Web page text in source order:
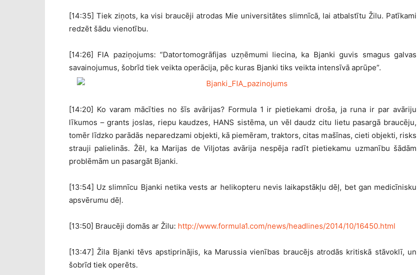
[14:35] Tiek ziņots, ka visi braucēji atrodas Mie universitātes slimnīcā, lai atbalstītu Žilu. Patīkami
redzēt šādu vienotību.
[14:26] FIA paziņojums: “Datortomogrāfijas uzņēmumi liecina, ka Bjanki guvis smagus galvas
savainojumus, šobrīd tiek veikta operācija, pēc kuras Bjanki tiks veikta intensīvā aprūpe”.
[14:20] Ko varam mācīties no šīs avārijas? Formula 1 ir pietiekami droša, ja runa ir par avāriju
līkumos – grants joslas, riepu kaudzes, HANS sistēma, un vēl daudz citu lietu pasargā braucēju,
tomēr līdzko parādās neparedzami objekti, kā piemēram, traktors, citas mašīnas, cieti objekti, risks
strauji palielinās. Žēl, ka Marijas de Viljotas avārija nespēja radīt pietiekamu uzmanību šādām
problēmām un pasargāt Bjanki.
[13:54] Uz slimnīcu Bjanki netika vests ar helikopteru nevis laikapstākļu dēļ, bet gan medicīnisku
apsvērumu dēļ.
[13:50] Braucēji domās ar Žilu: http://www.formula1.com/news/headlines/2014/10/16450.html
[13:47] Žila Bjanki tēvs apstiprinājis, ka Marussia vienības braucējs atrodās kritiskā stāvoklī, un
šobrīd tiek operēts.